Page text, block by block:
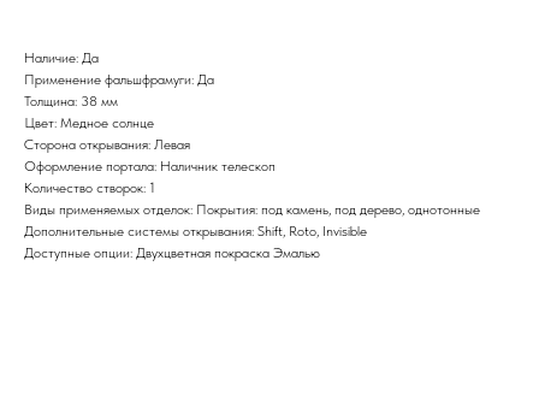
Наличие: Да
Применение фальшфрамуги: Да
Толщина: 38 мм
Цвет: Медное солнце
Сторона открывания: Левая
Оформление портала: Наличник телескоп
Количество створок: 1
Виды применяемых отделок: Покрытия: под камень, под дерево, однотонные
Дополнительные системы открывания: Shift, Roto, Invisible
Доступные опции: Двухцветная покраска Эмалью